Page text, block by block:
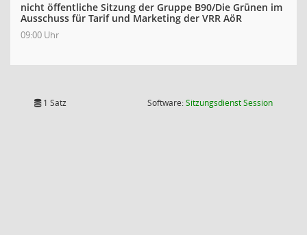
nicht öffentliche Sitzung der Gruppe B90/Die Grünen im
Ausschuss für Tarif und Marketing der VRR AöR
09:00 Uhr
1 Satz Software:SitzungsdienstSession(Wird in